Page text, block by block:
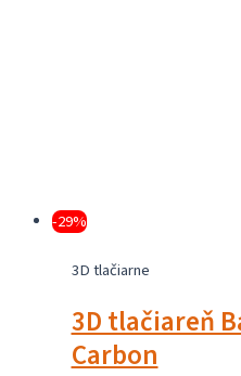
-29%
3D tlačiarne
3D tlačiareň
Carbon